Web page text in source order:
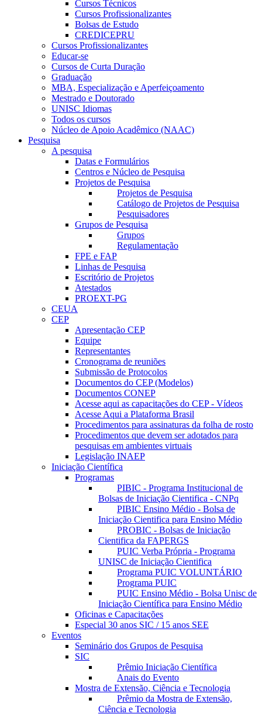
Cursos Técnicos
Cursos Profissionalizantes
Bolsas de Estudo
CREDICEPRU
Cursos Profissionalizantes
Educar-se
Cursos de Curta Duração
Graduação
MBA, Especialização e Aperfeiçoamento
Mestrado e Doutorado
UNISC Idiomas
Todos os cursos
Núcleo de Apoio Acadêmico (NAAC)
Pesquisa
A pesquisa
Datas e Formulários
Centros e Núcleo de Pesquisa
Projetos de Pesquisa
Projetos de Pesquisa
Catálogo de Projetos de Pesquisa
Pesquisadores
Grupos de Pesquisa
Grupos
Regulamentação
FPE e FAP
Linhas de Pesquisa
Escritório de Projetos
Atestados
PROEXT-PG
CEUA
CEP
Apresentação CEP
Equipe
Representantes
Cronograma de reuniões
Submissão de Protocolos
Documentos do CEP (Modelos)
Documentos CONEP
Acesse aqui as capacitações do CEP - Vídeos
Acesse Aqui a Plataforma Brasil
Procedimentos para assinaturas da folha de rosto
Procedimentos que devem ser adotados para
pesquisas em ambientes virtuais
Legislação INAEP
Iniciação Científica
Programas
PIBIC - Programa Institucional de
Bolsas de Iniciação Cientifica - CNPq
PIBIC Ensino Médio - Bolsa de
Iniciação Cientifica para Ensino Médio
PROBIC - Bolsas de Iniciação
Cientifica da FAPERGS
PUIC Verba Própria - Programa
UNISC de Iniciação Cientifica
Programa PUIC VOLUNTÁRIO
Programa PUIC
PUIC Ensino Médio - Bolsa Unisc de
Iniciação Científica para Ensino Médio
Oficinas e Capacitações
Especial 30 anos SIC / 15 anos SEE
Eventos
Seminário dos Grupos de Pesquisa
SIC
Prêmio Iniciação Científica
Anais do Evento
Mostra de Extensão, Ciência e Tecnologia
Prêmio da Mostra de Extensão,
Ciência e Tecnologia